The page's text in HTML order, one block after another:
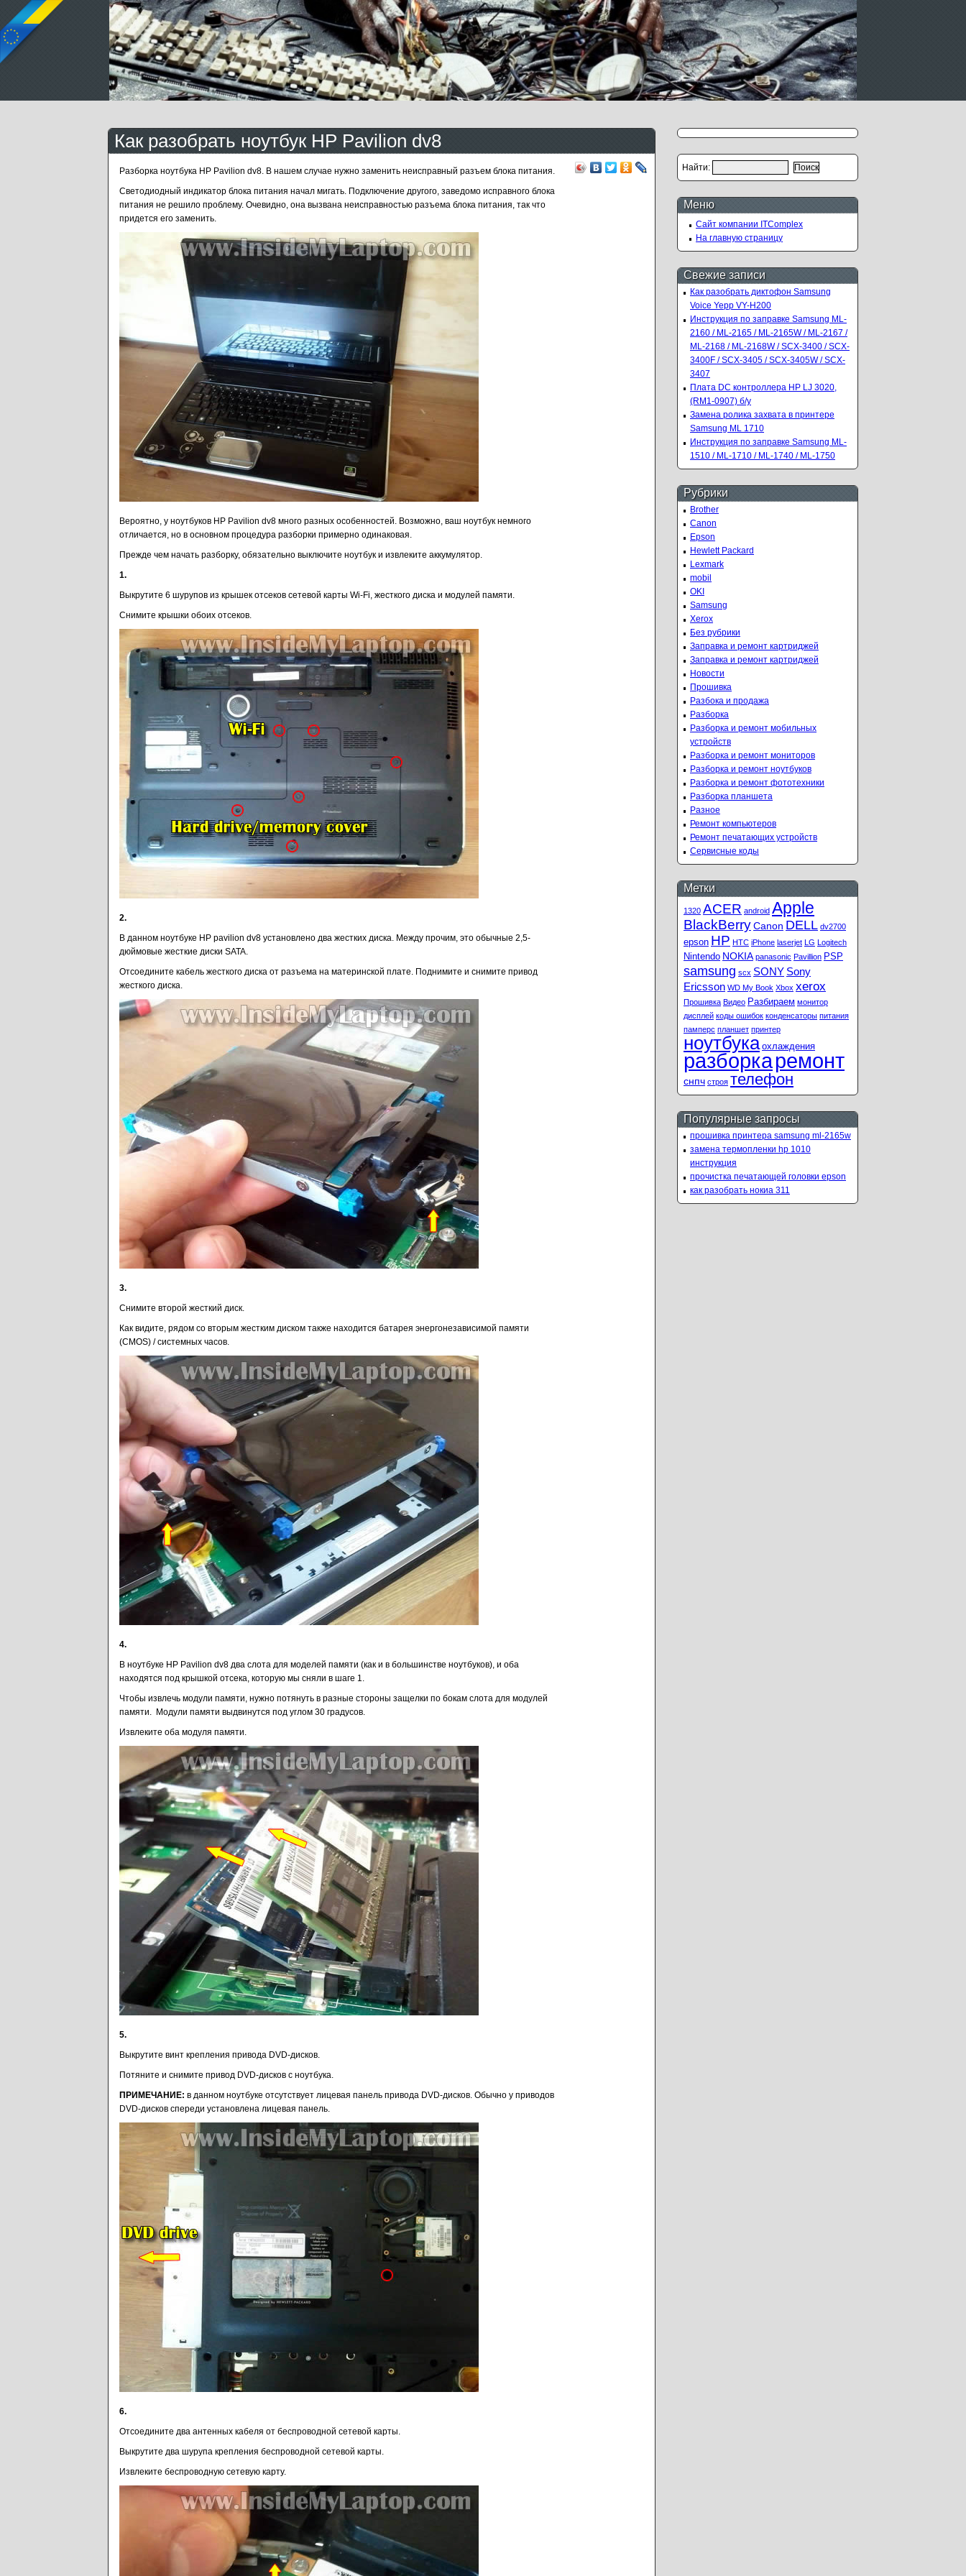
Как разобрать ноутбук HP Pavilion dv8
Разборка ноутбука HP Pavilion dv8. В нашем случае нужно заменить неисправный разъем блока питания.
Светодиодный индикатор блока питания начал мигать. Подключение другого, заведомо исправного блока
питания не решило проблему. Очевидно, она вызвана неисправностью разъема блока питания, так что
придется его заменить.
Вероятно, у ноутбуков HP Pavilion dv8 много разных особенностей. Возможно, ваш ноутбук немного
отличается, но в основном процедура разборки примерно одинаковая.
Прежде чем начать разборку, обязательно выключите ноутбук и извлеките аккумулятор.
1.
Выкрутите 6 шурупов из крышек отсеков сетевой карты Wi-Fi, жесткого диска и модулей памяти.
Снимите крышки обоих отсеков.
2.
В данном ноутбуке HP pavilion dv8 установлено два жестких диска. Между прочим, это обычные 2,5-
дюймовые жесткие диски SATA.
Отсоедините кабель жесткого диска от разъема на материнской плате. Поднимите и снимите привод
жесткого диска.
3.
Снимите второй жесткий диск.
Как видите, рядом со вторым жестким диском также находится батарея энергонезависимой памяти
(CMOS) / системных часов.
4.
В ноутбуке HP Pavilion dv8 два слота для моделей памяти (как и в большинстве ноутбуков), и оба
находятся под крышкой отсека, которую мы сняли в шаге 1.
Чтобы извлечь модули памяти, нужно потянуть в разные стороны защелки по бокам слота для модулей
памяти. Модули памяти выдвинутся под углом 30 градусов.
Извлеките оба модуля памяти.
5.
Выкрутите винт крепления привода DVD-дисков.
Потяните и снимите привод DVD-дисков с ноутбука.
ПРИМЕЧАНИЕ: в данном ноутбуке отсутствует лицевая панель привода DVD-дисков. Обычно у приводов
DVD-дисков спереди установлена лицевая панель.
6.
Отсоедините два антенных кабеля от беспроводной сетевой карты.
Выкрутите два шурупа крепления беспроводной сетевой карты.
Извлеките беспроводную сетевую карту.
Найти:
Меню
Сайт компании ITComplex
На главную страницу
Свежие записи
Как разобрать диктофон Samsung
Voice Yepp VY-H200
Инструкция по заправке Samsung ML-
2160 / ML-2165 / ML-2165W / ML-2167 /
ML-2168 / ML-2168W / SCX-3400 / SCX-
3400F / SCX-3405 / SCX-3405W / SCX-
3407
Плата DC контроллера HP LJ 3020,
(RM1-0907) б/у
Замена ролика захвата в принтере
Samsung ML 1710
Инструкция по заправке Samsung ML-
1510 / ML-1710 / ML-1740 / ML-1750
Рубрики
Brother
Canon
Epson
Hewlett Packard
Lexmark
mobil
OKI
Samsung
Xerox
Без рубрики
Заправка и ремонт картриджей
Заправка и ремонт картриджей
Новости
Прошивка
Разбока и продажа
Разборка
Разборка и ремонт мобильных
устройств
Разборка и ремонт мониторов
Разборка и ремонт ноутбуков
Разборка и ремонт фототехники
Разборка планшета
Разное
Ремонт компьютеров
Ремонт печатающих устройств
Сервисные коды
Метки
1320 ACER android Apple
BlackBerryCanon DELL dv2700
epson HP HTC iPhone laserjet LG Logitech
Nintendo NOKIA panasonic Pavillion PSP
samsung scx SONY Sony
Ericsson WD My Book Xbox xerox
Прошивка Видео Разбираем монитор
дисплей коды ошибок конденсаторы питания
памперс планшет принтер
ноутбука охлаждения
разборкаремонт
снпч строя телефон
Популярные запросы
прошивка принтера samsung ml-2165w
замена термопленки hp 1010
инструкция
прочистка печатающей головки epson
как разобрать нокиа 311